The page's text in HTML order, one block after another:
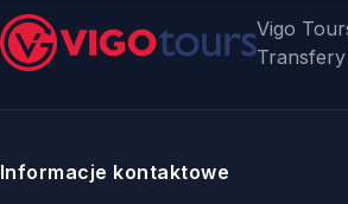
Vigo
Informacje kontaktowe